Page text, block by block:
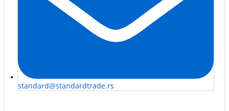
standard@standardtrade.rs